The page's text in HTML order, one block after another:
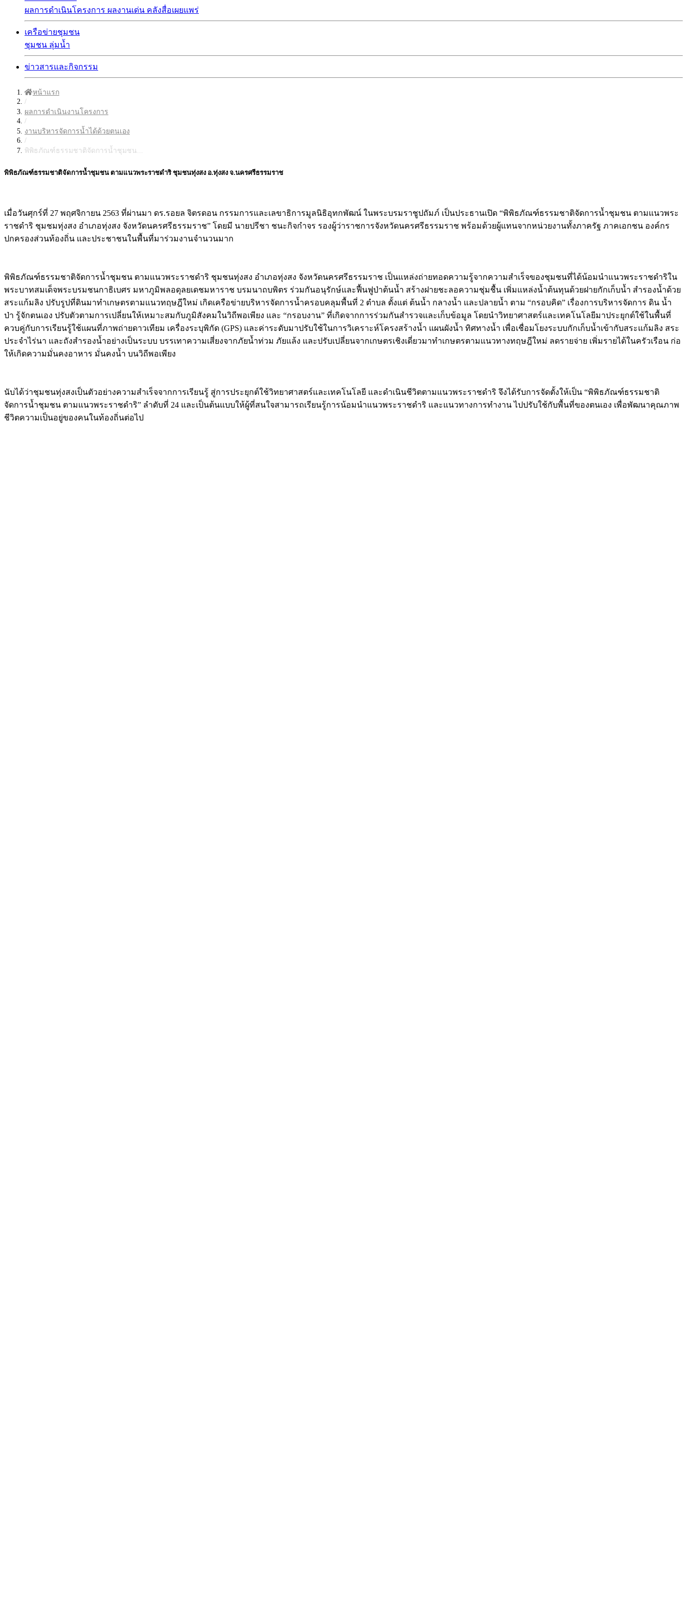
ผลการดำเนินโครงการ ผลงานเด่น คลังสื่อเผยแพร่
เครือข่ายชุมชน
ชุมชน ลุ่มน้ำ
ข่าวสารและกิจกรรม
หน้าแรก
/
ผลการดำเนินงานโครงการ
/
งานบริหารจัดการน้ำได้ด้วยตนเอง
/
พิพิธภัณฑ์ธรรมชาติจัดการน้ำชุมชน...
พิพิธภัณฑ์ธรรมชาติจัดการน้ำชุมชน ตามแนวพระราชดำริ ชุมชนทุ่งสง อ.ทุ่งสง จ.นครศรีธรรมราช
เมื่อวันศุกร์ที่ 27 พฤศจิกายน 2563 ที่ผ่านมา ดร.รอยล จิตรดอน กรรมการและเลขาธิการมูลนิธิอุทกพัฒน์ ในพระบรมราชูปถัมภ์ เป็นประธานเปิด “พิพิธภัณฑ์ธรรมชาติจัดการน้ำชุมชน ตามแนวพระ
ราชดำริ ชุมชมทุ่งสง อำเภอทุ่งสง จังหวัดนครศรีธรรมราช” โดยมี นายปรีชา ชนะกิจกำจร รองผู้ว่าราชการจังหวัดนครศรีธรรมราช พร้อมด้วยผู้แทนจากหน่วยงานทั้งภาครัฐ ภาคเอกชน องค์กร
ปกครองส่วนท้องถิ่น และประชาชนในพื้นที่มาร่วมงานจำนวนมาก
พิพิธภัณฑ์ธรรมชาติจัดการน้ำชุมชน ตามแนวพระราชดำริ ชุมชนทุ่งสง อำเภอทุ่งสง จังหวัดนครศรีธรรมราช เป็นแหล่งถ่ายทอดความรู้จากความสำเร็จของชุมชนที่ได้น้อมนำแนวพระราชดำริใน
พระบาทสมเด็จพระบรมชนกาธิเบศร มหาภูมิพลอดุลยเดชมหาราช บรมนาถบพิตร ร่วมกันอนุรักษ์และฟื้นฟูป่าต้นน้ำ สร้างฝายชะลอความชุ่มชื้น เพิ่มแหล่งน้ำต้นทุนด้วยฝายกักเก็บน้ำ สำรองน้ำด้วย
สระแก้มลิง ปรับรูปที่ดินมาทำเกษตรตามแนวทฤษฎีใหม่ เกิดเครือข่ายบริหารจัดการน้ำครอบคลุมพื้นที่ 2 ตำบล ตั้งแต่ ต้นน้ำ กลางน้ำ และปลายน้ำ ตาม “กรอบคิด” เรื่องการบริหารจัดการ ดิน น้ำ
ป่า รู้จักตนเอง ปรับตัวตามการเปลี่ยนให้เหมาะสมกับภูมิสังคมในวิถีพอเพียง และ “กรอบงาน” ที่เกิดจากการร่วมกันสำรวจและเก็บข้อมูล โดยนำวิทยาศาสตร์และเทคโนโลยีมาประยุกต์ใช้ในพื้นที่
ควบคู่กับการเรียนรู้ใช้แผนที่ภาพถ่ายดาวเทียม เครื่องระบุพิกัด (GPS) และค่าระดับมาปรับใช้ในการวิเคราะห์โครงสร้างน้ำ แผนผังน้ำ ทิศทางน้ำ เพื่อเชื่อมโยงระบบกักเก็บน้ำเข้ากับสระแก้มลิง สระ
ประจำไร่นา และถังสำรองน้ำอย่างเป็นระบบ บรรเทาความเสี่ยงจากภัยน้ำท่วม ภัยแล้ง และปรับเปลี่ยนจากเกษตรเชิงเดี่ยวมาทำเกษตรตามแนวทางทฤษฎีใหม่ ลดรายจ่าย เพิ่มรายได้ในครัวเรือน ก่อ
ให้เกิดความมั่นคงอาหาร มั่นคงน้ำ บนวิถีพอเพียง
นับได้ว่าชุมชนทุ่งสงเป็นตัวอย่างความสำเร็จจากการเรียนรู้ สู่การประยุกต์ใช้วิทยาศาสตร์และเทคโนโลยี และดำเนินชีวิตตามแนวพระราชดำริ จึงได้รับการจัดตั้งให้เป็น “พิพิธภัณฑ์ธรรมชาติ
จัดการน้ำชุมชน ตามแนวพระราชดำริ” ลำดับที่ 24 และเป็นต้นแบบให้ผู้ที่สนใจสามารถเรียนรู้การน้อมนำแนวพระราชดำริ และแนวทางการทำงาน ไปปรับใช้กับพื้นที่ของตนเอง เพื่อพัฒนาคุณภาพ
ชีวิตความเป็นอยู่ของคนในท้องถิ่นต่อไป